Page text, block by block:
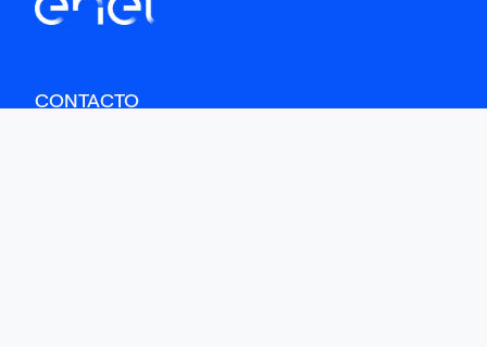
CONTACTO